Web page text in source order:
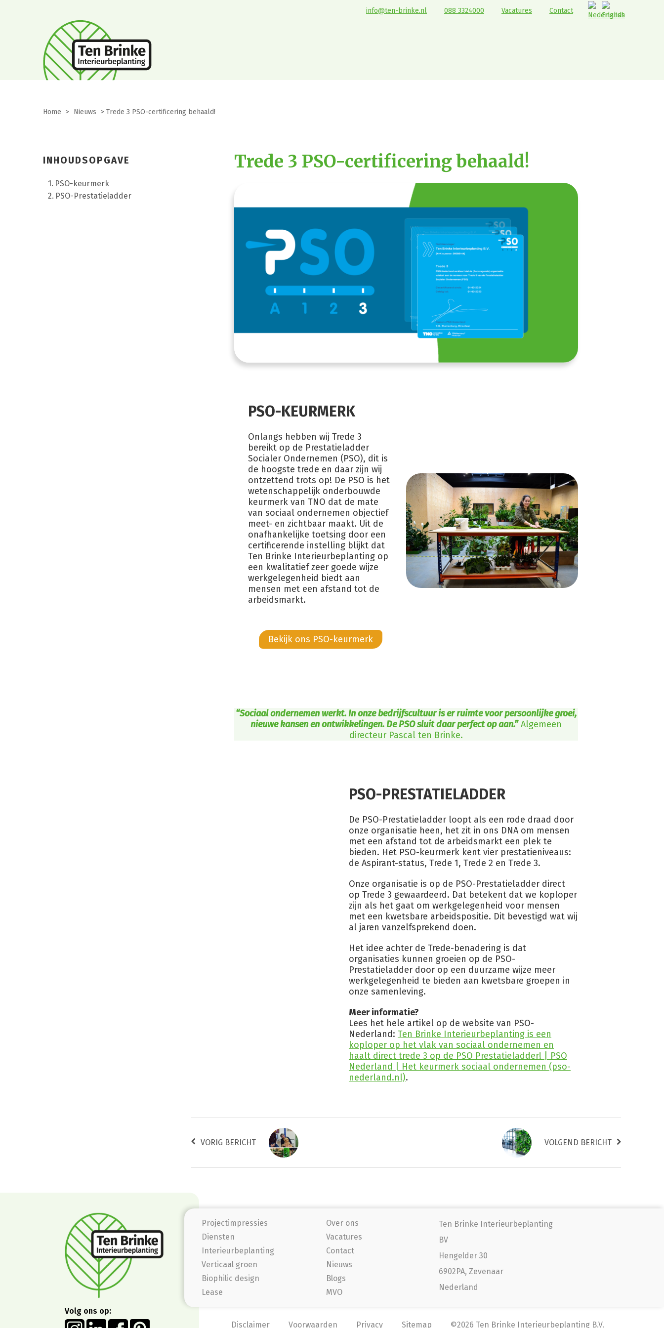
Contact
Vacatures
088 3324000
info@ten-brinke.nl
Home > Nieuws > Trede 3 PSO-certificering behaald!
INHOUDSOPGAVE
PSO-keurmerk
PSO-Prestatieladder
Trede 3 PSO-certificering behaald!
PSO-KEURMERK
Onlangs hebben wij Trede 3
bereikt op de Prestatieladder
Socialer Ondernemen (PSO), dit is
de hoogste trede en daar zijn wij
ontzettend trots op! De PSO is het
wetenschappelijk onderbouwde
keurmerk van TNO dat de mate
van sociaal ondernemen objectief
meet- en zichtbaar maakt. Uit de
onafhankelijke toetsing door een
certificerende instelling blijkt dat
Ten Brinke Interieurbeplanting op
een kwalitatief zeer goede wijze
werkgelegenheid biedt aan
mensen met een afstand tot de
arbeidsmarkt.
Bekijk ons PSO-keurmerk
“Sociaal ondernemen werkt. In onze bedrijfscultuur is er ruimte voor persoonlijke groei,
nieuwe kansen en ontwikkelingen. De PSO sluit daar perfect op aan.”Algemeen
directeur Pascal ten Brinke.
PSO-PRESTATIELADDER
De PSO-Prestatieladder loopt als een rode draad door
onze organisatie heen, het zit in ons DNA om mensen
met een afstand tot de arbeidsmarkt een plek te
bieden. Het PSO-keurmerk kent vier prestatieniveaus:
de Aspirant-status, Trede 1, Trede 2 en Trede 3.
Onze organisatie is op de PSO-Prestatieladder direct
op Trede 3 gewaardeerd. Dat betekent dat we koploper
zijn als het gaat om werkgelegenheid voor mensen
met een kwetsbare arbeidspositie. Dit bevestigd wat wij
al jaren vanzelfsprekend doen.
Het idee achter de Trede-benadering is dat
organisaties kunnen groeien op de PSO-
Prestatieladder door op een duurzame wijze meer
werkgelegenheid te bieden aan kwetsbare groepen in
onze samenleving.
Meer informatie?
Lees het hele artikel op de website van PSO-
Nederland: Ten Brinke Interieurbeplanting is een
koploper op het vlak van sociaal ondernemen en
haalt direct trede 3 op de PSO Prestatieladder! | PSO
Nederland | Het keurmerk sociaal ondernemen (pso-
nederland.nl).
VORIG BERICHT VOLGEND BERICHT
Volg ons op:
Projectimpressies
Diensten
Interieurbeplanting
Verticaal groen
Biophilic design
Lease
Over ons
Vacatures
Contact
Nieuws
Blogs
MVO
Ten Brinke Interieurbeplanting
BV
Hengelder 30
6902PA, Zevenaar
Nederland
Disclaimer Voorwaarden Privacy Sitemap ©2026 Ten Brinke Interieurbeplanting B.V.